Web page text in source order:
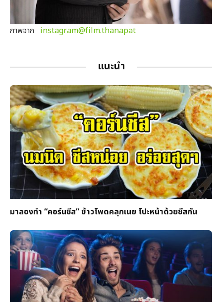
ภาพจาก instagram@film.thanapat
แนะนำ
มาลองทำ “คอร์นชีส” ข้าวโพดคลุกเนย โปะหน้าด้วยชีสกัน